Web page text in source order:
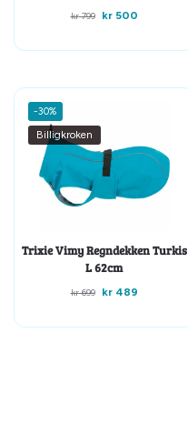
kr799 kr500
-30%
Billigkroken
Trixie Vimy Regndekken Turkis
L 62cm
kr699 kr489